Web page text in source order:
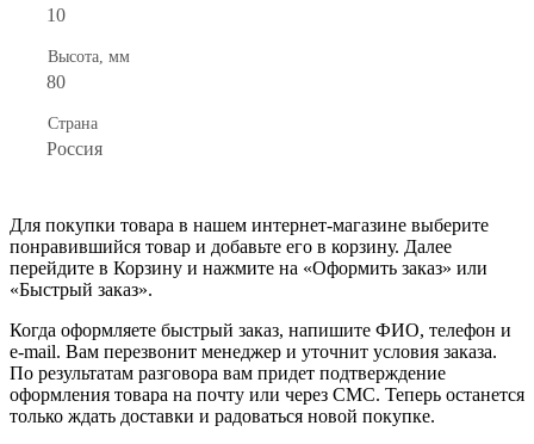
10
Высота, мм
80
Страна
Россия
Для покупки товара в нашем интернет-магазине выберите
понравившийся товар и добавьте его в корзину. Далее
перейдите в Корзину и нажмите на «Оформить заказ» или
«Быстрый заказ».
Когда оформляете быстрый заказ, напишите ФИО, телефон и
e-mail. Вам перезвонит менеджер и уточнит условия заказа.
По результатам разговора вам придет подтверждение
оформления товара на почту или через СМС. Теперь останется
только ждать доставки и радоваться новой покупке.